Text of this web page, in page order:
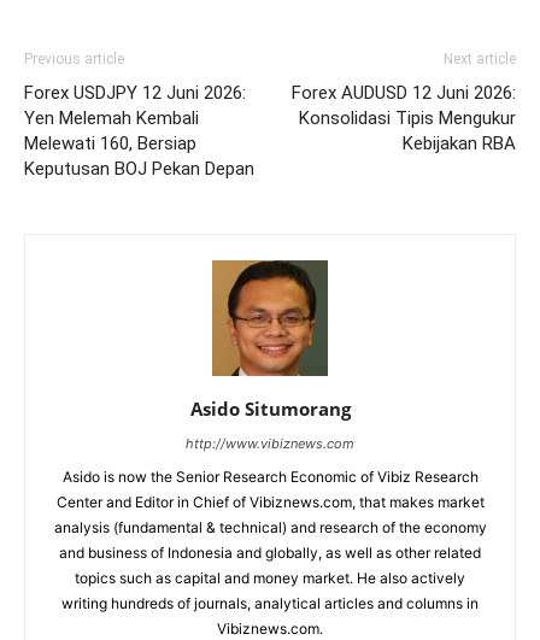
Previous article
Forex USDJPY 12 Juni 2026:
Yen Melemah Kembali
Melewati 160, Bersiap
Keputusan BOJ Pekan Depan
Next article
Forex AUDUSD 12 Juni 2026:
Konsolidasi Tipis Mengukur
Kebijakan RBA
Asido Situmorang
http://www.vibiznews.com
Asido is now the Senior Research Economic of Vibiz Research
Center and Editor in Chief of Vibiznews.com, that makes market
analysis (fundamental & technical) and research of the economy
and business of Indonesia and globally, as well as other related
topics such as capital and money market. He also actively
writing hundreds of journals, analytical articles and columns in
Vibiznews.com.